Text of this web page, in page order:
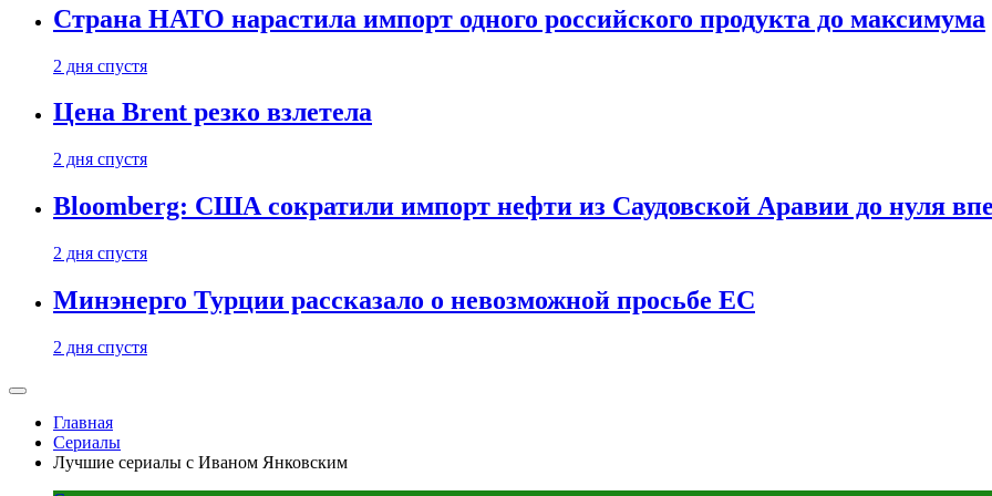
Страна НАТО нарастила импорт одного российского продукта до максимума
2 дня спустя
Цена Brent резко взлетела
2 дня спустя
Bloomberg: США сократили импорт нефти из Саудовской Аравии до нуля
2 дня спустя
Минэнерго Турции рассказало о невозможной просьбе ЕС
2 дня спустя
Главная
Сериалы
Лучшие сериалы с Иваном Янковским